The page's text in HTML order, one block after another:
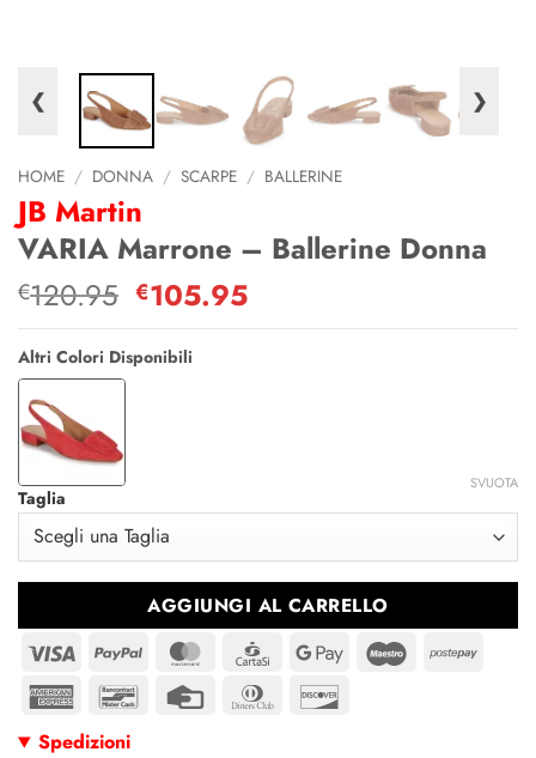
❮ ❯
HOME / DONNA / SCARPE / BALLERINE
JB Martin
VARIA Marrone – Ballerine Donna
€120.95 Il
prezzo
originale
€105.95
prezzo
Altri Colori Disponibili
Taglia
SVUOTA
AGGIUNGI AL CARRELLO
Visa
PayPal MasterCardCartaSi
Google
Maestro
American
Bancontact Credit
Dinners
Spedizioni